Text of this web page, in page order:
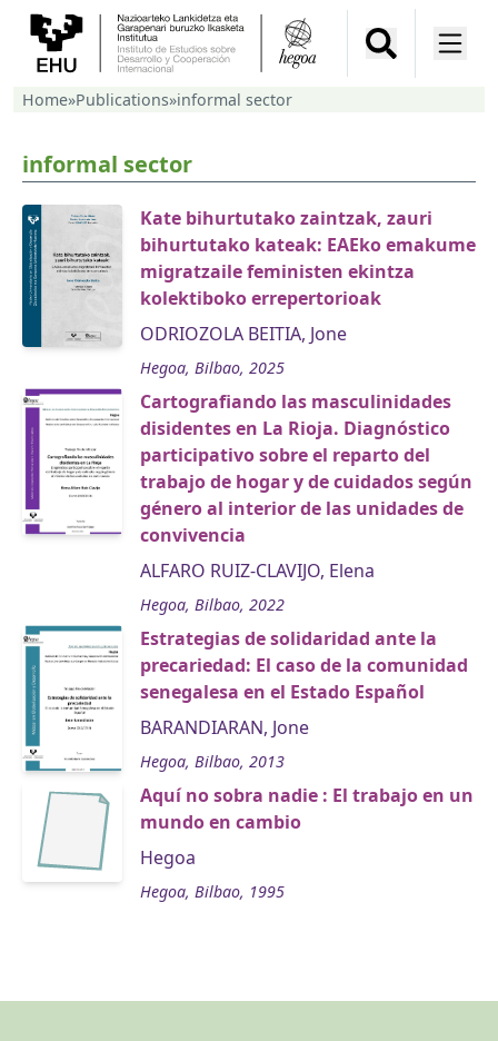
Home»Publications»informal sector
informal sector
Kate bihurtutako zaintzak, zauri
bihurtutako kateak: EAEko emakume
migratzaile feministen ekintza
kolektiboko errepertorioak
ODRIOZOLA BEITIA, Jone
Hegoa, Bilbao, 2025
Cartografiando las masculinidades
disidentes en La Rioja. Diagnóstico
participativo sobre el reparto del
trabajo de hogar y de cuidados según
género al interior de las unidades de
convivencia
ALFARO RUIZ-CLAVIJO, Elena
Hegoa, Bilbao, 2022
Estrategias de solidaridad ante la
precariedad: El caso de la comunidad
senegalesa en el Estado Español
BARANDIARAN, Jone
Hegoa, Bilbao, 2013
Aquí no sobra nadie : El trabajo en un
mundo en cambio
Hegoa
Hegoa, Bilbao, 1995